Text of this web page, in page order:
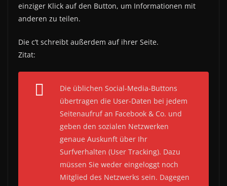
einziger Klick auf den Button, um Informationen mit
anderen zu teilen.
Die c’t schreibt außerdem auf ihrer Seite.
Zitat:
Die üblichen Social-Media-Buttons
übertragen die User-Daten bei jedem
Seitenaufruf an Facebook & Co. und
geben den sozialen Netzwerken
genaue Auskunft über Ihr
Surfverhalten (User Tracking). Dazu
müssen Sie weder eingeloggt noch
Mitglied des Netzwerks sein. Dagegen